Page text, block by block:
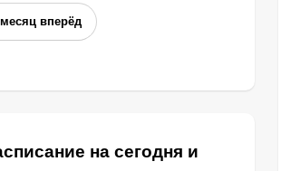
вперёд
на сегодня и